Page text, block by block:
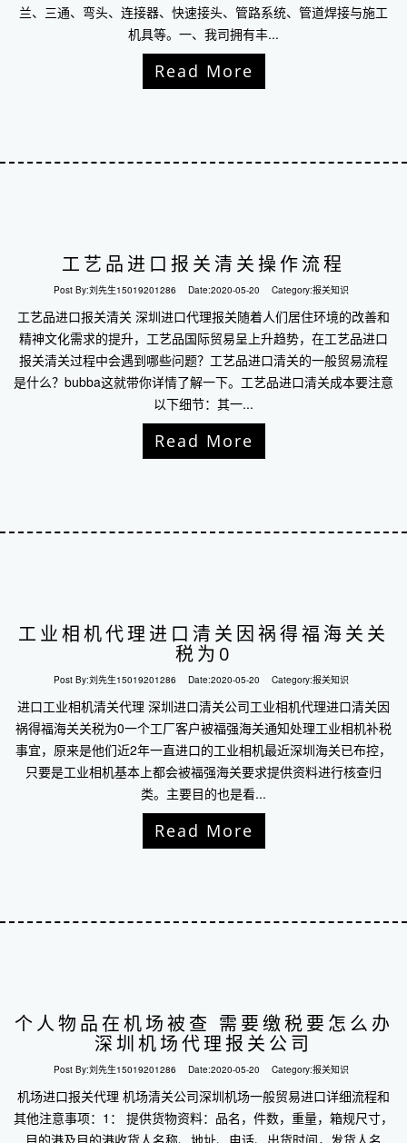
兰、三通、弯头、连接器、快速接头、管路系统、管道焊接与施工
机具等。一、我司拥有丰...
Read More
工艺品进口报关清关操作流程
Post By:刘先生15019201286 Date:2020-05-20 Category:报关知识
工艺品进口报关清关 深圳进口代理报关随着人们居住环境的改善和
精神文化需求的提升，工艺品国际贸易呈上升趋势，在工艺品进口
报关清关过程中会遇到哪些问题？工艺品进口清关的一般贸易流程
是什么？bubba这就带你详情了解一下。工艺品进口清关成本要注意
以下细节：其一...
Read More
工业相机代理进口清关因祸得福海关关
税为0
Post By:刘先生15019201286 Date:2020-05-20 Category:报关知识
进口工业相机清关代理 深圳进口清关公司工业相机代理进口清关因
祸得福海关关税为0一个工厂客户被福强海关通知处理工业相机补税
事宜，原来是他们近2年一直进口的工业相机最近深圳海关已布控，
只要是工业相机基本上都会被福强海关要求提供资料进行核查归
类。主要目的也是看...
Read More
个人物品在机场被查 需要缴税要怎么办
深圳机场代理报关公司
Post By:刘先生15019201286 Date:2020-05-20 Category:报关知识
机场进口报关代理 机场清关公司深圳机场一般贸易进口详细流程和
其他注意事项：1： 提供货物资料：品名，件数，重量，箱规尺寸，
目的港及目的港收货人名称、地址、电话、出货时间，发货人名